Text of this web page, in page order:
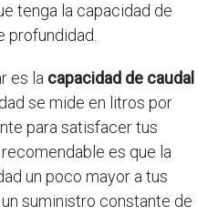
tenga la capacidad de
profundidad.
es la capacidad de caudal
se mide en litros por
para satisfacer tus
es que la
un poco mayor a tus
suministro constante de